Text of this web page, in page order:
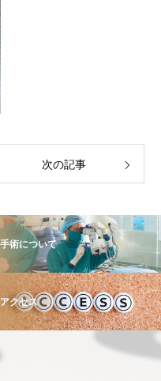
次の記事
手術について
アクセス